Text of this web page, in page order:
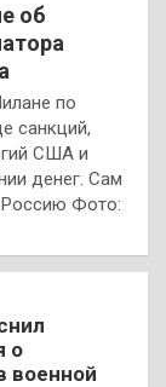
об
по
санкций,
США и
денег. Сам
Россию Фото:
о
военной